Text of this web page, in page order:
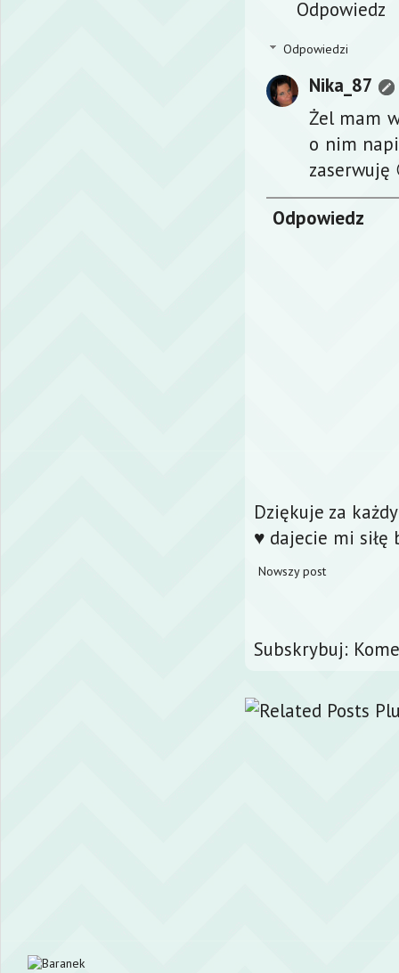
Odpowiedz
Odpowiedzi
Nika_87
Żel mam
o nim
zaserwuję
Odpowiedz
Dziękuje za
♥ dajecie mi siłę
Nowszy post
Subskrybuj: